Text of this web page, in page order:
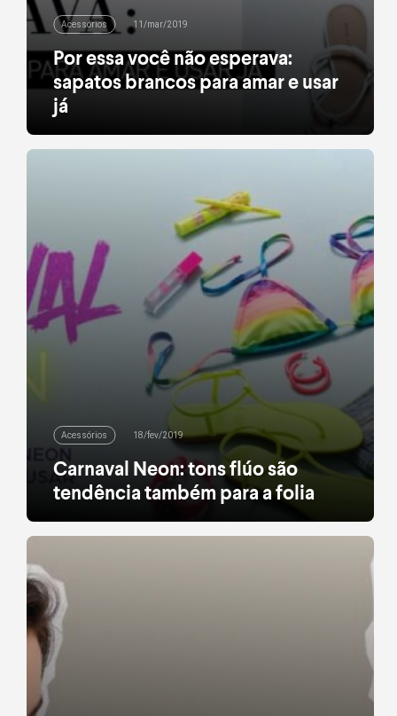
Acessórios 11/mar/2019
Por essa você não esperava:
sapatos brancos para amar e usar
já
Quem nunca acordou (atrasada, depois de se
render aos 5 minutos a mais de soneca), abriu o
apostar no look de sempre e sair correndo. E se te
dissermos que um par de sapatos brancos pode
tirar seu office look […]
leia mais
Acessórios 18/fev/2019
Carnaval Neon: tons flúo são
tendência também para a folia
Se você ainda tinha alguma dúvida sobre como
apostar na tendência neon, o Carnaval é a sua
das canetas marca-texto vão brilhar (e muito) na
folia deste ano. Nada discretas, exatamente como
a festa pede, elas […]